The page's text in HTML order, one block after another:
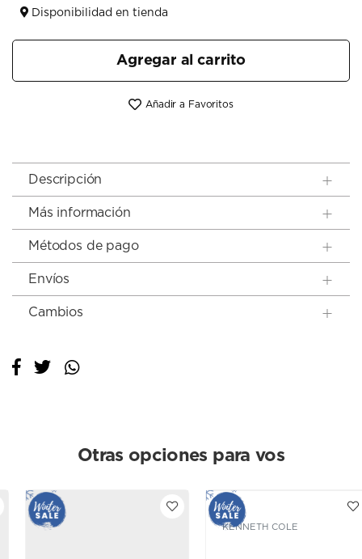
Disponibilidad en tienda
Agregar al carrito
Añadir a Favoritos
Descripción
Más información
Métodos de pago
Envíos
Cambios
Otras opciones para vos
KENNETH COLE